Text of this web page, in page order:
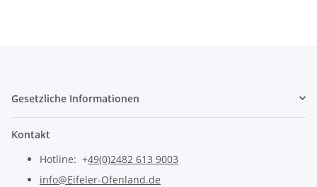
Gesetzliche Informationen
Kontakt
Hotline: +49(0)2482 613 9003
info@Eifeler-Ofenland.de